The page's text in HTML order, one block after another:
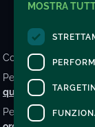
Contatti
Per informazioni e
qui
Per informazioni
MOSTRA